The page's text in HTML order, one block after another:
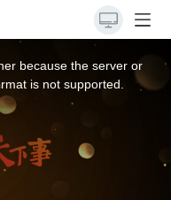
because the server or
is not supported.